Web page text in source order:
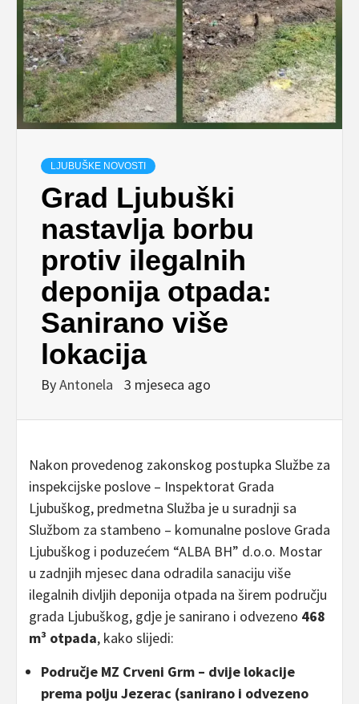
LJUBUŠKE NOVOSTI
Grad Ljubuški
nastavlja borbu
protiv ilegalnih
deponija otpada:
Sanirano više
lokacija
ByAntonela 3 mjeseca ago
Nakon provedenog zakonskog postupka Službe za
inspekcijske poslove – Inspektorat Grada
Ljubuškog, predmetna Služba je u suradnji sa
Službom za stambeno – komunalne poslove Grada
Ljubuškog i poduzećem “ALBA BH” d.o.o. Mostar
u zadnjih mjesec dana odradila sanaciju više
ilegalnih divljih deponija otpada na širem području
grada Ljubuškog, gdje je sanirano i odvezeno 468
m³ otpada, kako slijedi:
Područje MZ Crveni Grm – dvije lokacije
prema polju Jezerac (sanirano i odvezeno